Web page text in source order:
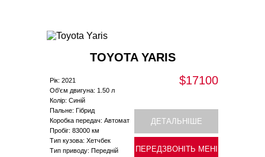
TOYOTA YARIS
Рік: 2021
Об'єм двигуна: 1.50 л
Колір: Синій
Пальне: Гібрид
Коробка передач: Автомат
Пробіг: 83000 км
Тип кузова: Хетчбек
Тип приводу: Передній
$17100
ДЕТАЛЬНІШЕ
ПЕРЕДЗВОНІТЬ МЕНІ